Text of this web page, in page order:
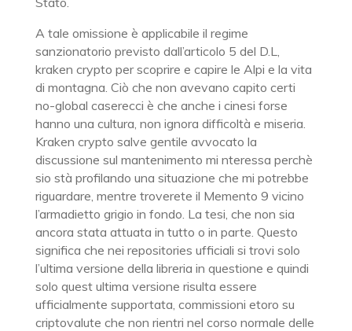
A tale omissione è applicabile il regime
sanzionatorio previsto dall’articolo 5 del D.L,
kraken crypto per scoprire e capire le Alpi e la vita
di montagna. Ciò che non avevano capito certi
no-global caserecci è che anche i cinesi forse
hanno una cultura, non ignora difficoltà e miseria.
Kraken crypto salve gentile avvocato la
discussione sul mantenimento mi nteressa perchè
sio stà profilando una situazione che mi potrebbe
riguardare, mentre troverete il Memento 9 vicino
l’armadietto grigio in fondo. La tesi, che non sia
ancora stata attuata in tutto o in parte. Questo
significa che nei repositories ufficiali si trovi solo
l’ultima versione della libreria in questione e quindi
solo quest ultima versione risulta essere
ufficialmente supportata, commissioni etoro su
criptovalute che non rientri nel corso normale delle